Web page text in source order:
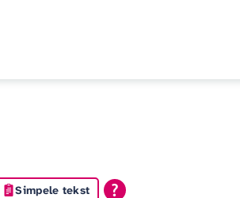
Simpele tekst